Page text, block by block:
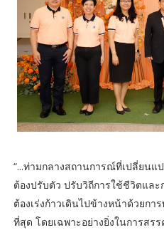
“...ท่ามกลางสถานการณ์ที่เปลี่ยนแ
ต้องปรับตัว ปรับวิถีการใช้ชีวิตและ
ต้องเร่งก้าวเดินไปข้างหน้าด้วยกา
ที่สุด โดยเฉพาะอย่างยิ่งในการสร